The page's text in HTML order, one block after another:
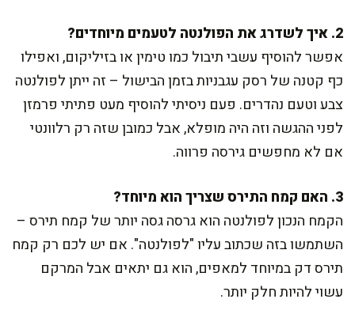
2. איך לשדרג את הפולנטה לטעמים מיוחדים?
אפשר להוסיף עשבי תיבול כמו טימין או בזיליקום, ואפילו
כף קטנה של רסק עגבניות בזמן הבישול – זה ייתן לפולנטה
צבע וטעם נהדרים. פעם ניסיתי להוסיף מעט פתיתי פרמזן
לפני ההגשה וזה היה מופלא, אבל כמובן שזה רק רלוונטי
אם לא מחפשים גירסה פרווה.
3. האם קמח התירס שצריך הוא מיוחד?
הקמח הנכון לפולנטה הוא גרסה גסה יותר של קמח תירס –
השתמשו בזה שכתוב עליו "לפולנטה". אם יש לכם רק קמח
תירס דק במיוחד למאפים, הוא גם יתאים אבל המרקם
עשוי להיות חלק יותר.